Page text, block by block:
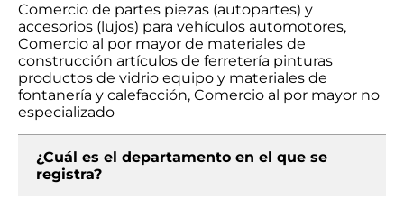
Comercio de partes piezas (autopartes) y
accesorios (lujos) para vehículos automotores,
Comercio al por mayor de materiales de
construcción artículos de ferretería pinturas
productos de vidrio equipo y materiales de
fontanería y calefacción, Comercio al por mayor no
especializado
¿Cuál es el departamento en el que se
registra?